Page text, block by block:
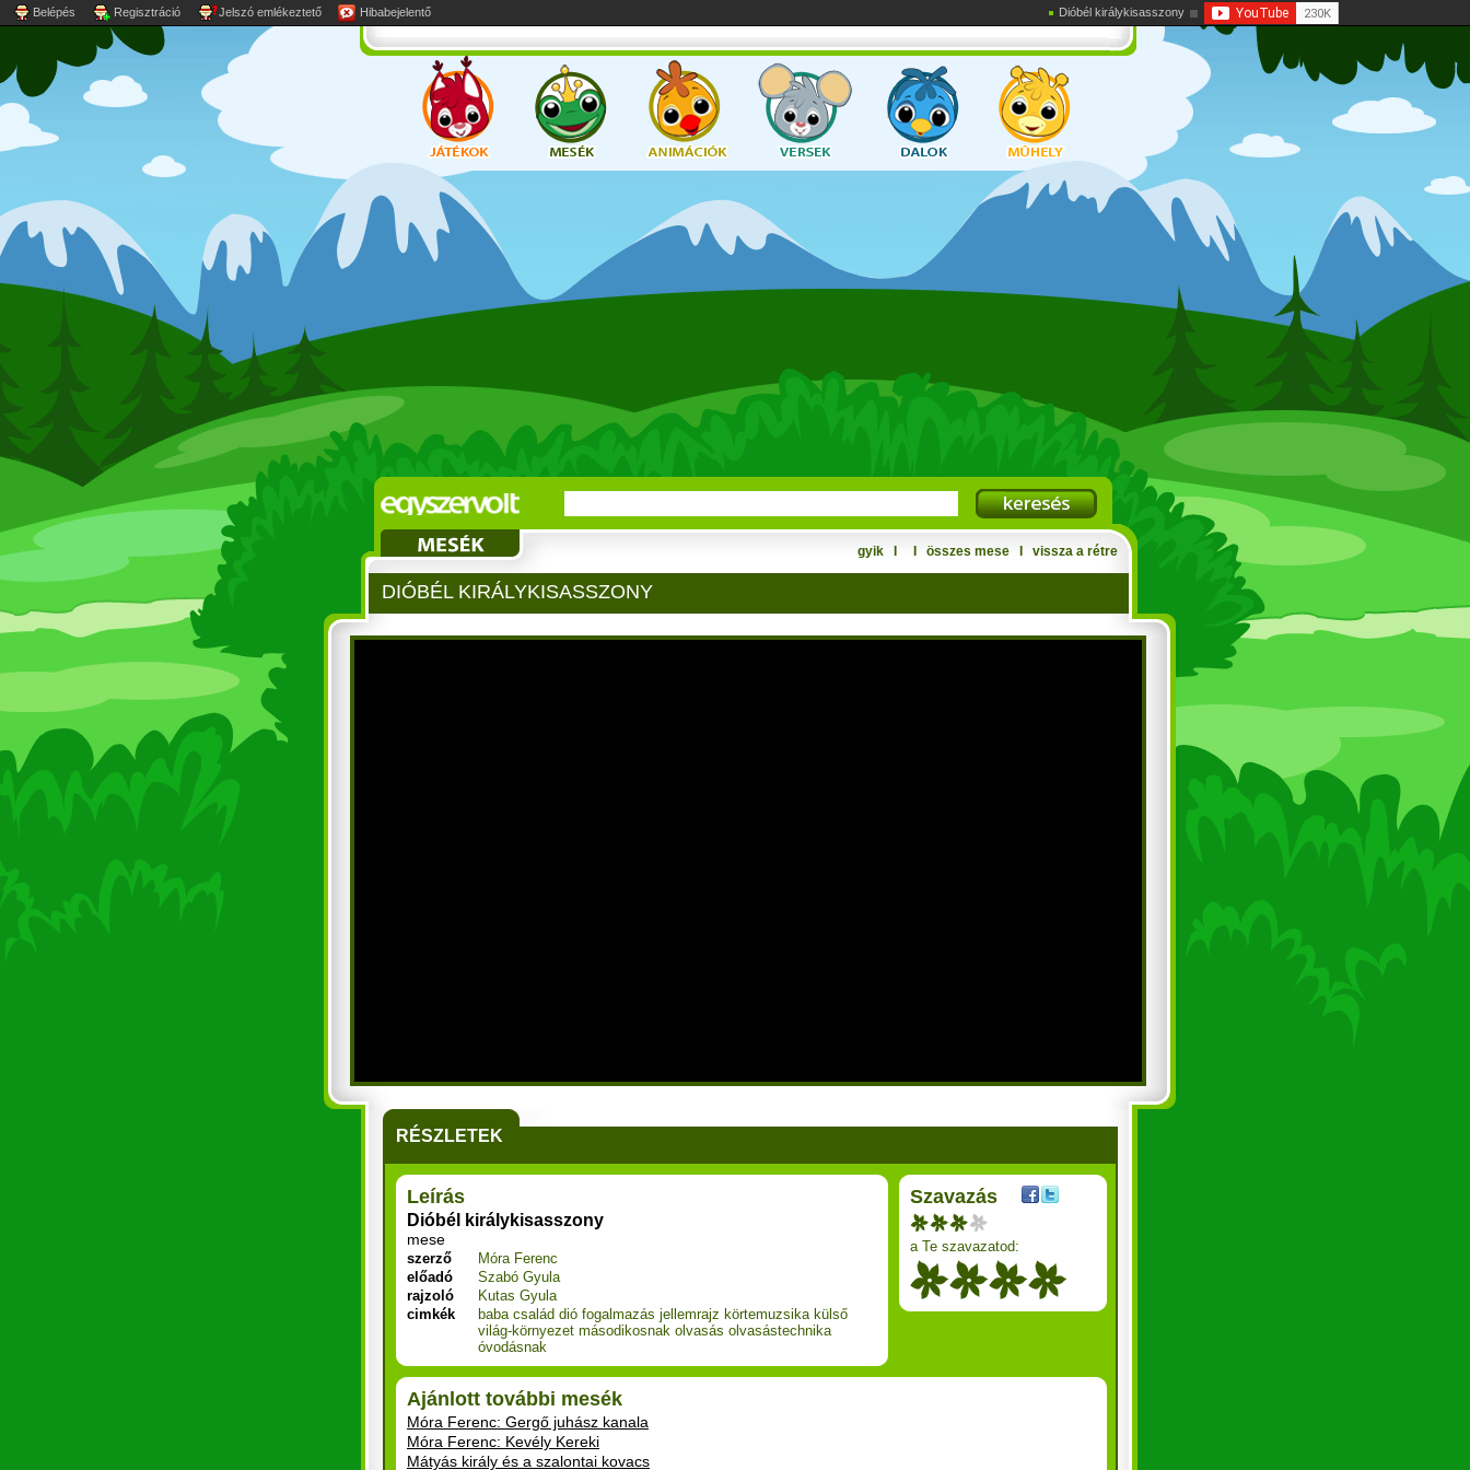
Belépés Regisztráció Jelszó emlékeztető Hibabejelentő Dióbél királykisasszony
gyik összes mese vissza a rétre
DIÓBÉL KIRÁLYKISASSZONY
RÉSZLETEK
Leírás
Dióbél királykisasszony
mese
szerző
Móra Ferenc
előadó
Szabó Gyula
rajzoló
Kutas Gyula
cimkék
baba család dió fogalmazás jellemrajz körtemuzsika külső
világ-környezet másodikosnak olvasás olvasástechnika
óvodásnak
Szavazás
a Te szavazatod:
Ajánlott további mesék
Móra Ferenc: Gergő juhász kanala
Móra Ferenc: Kevély Kereki
Mátyás király és a szalontai kovacs